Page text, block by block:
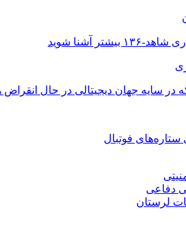
بیشتر آشنا شوید
در سایه جهان دیجیتالی در حال انقراض
فوتبال
دفاعی
لرستان